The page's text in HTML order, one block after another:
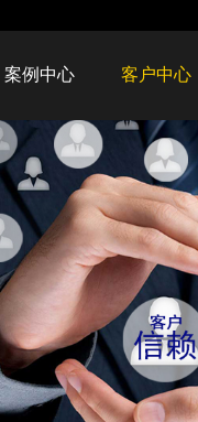
案例中心 客户中心